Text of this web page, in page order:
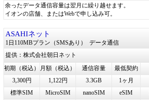
余ったデータ通信容量は翌月に繰り越せます。
イオンの店舗、またはWebで申し込み可。
ASAHIネット
1日110MBプラン（SMSあり） データ通信
提供：株式会社朝日ネット
初期（税込）
月額（税込） 通信容量 最低契約
3,300円
1,122円 3.3GB 1ヶ月
標準SIM
MicroSIM nanoSIM eSIM